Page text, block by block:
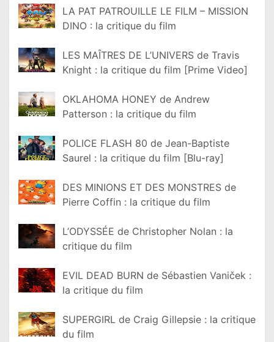
LA PAT PATROUILLE LE FILM – MISSION
DINO : la critique du film
LES MAÎTRES DE L’UNIVERS de Travis
Knight : la critique du film [Prime Video]
OKLAHOMA HONEY de Andrew
Patterson : la critique du film
POLICE FLASH 80 de Jean-Baptiste
Saurel : la critique du film [Blu-ray]
DES MINIONS ET DES MONSTRES de
Pierre Coffin : la critique du film
L’ODYSSÉE de Christopher Nolan : la
critique du film
EVIL DEAD BURN de Sébastien Vaniček :
la critique du film
SUPERGIRL de Craig Gillepsie : la critique
du film